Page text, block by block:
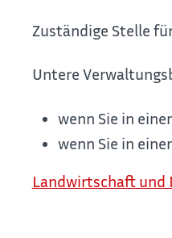
Zuständige Stelle
Untere
wenn Sie in
wenn Sie in
Landwirtschaft und